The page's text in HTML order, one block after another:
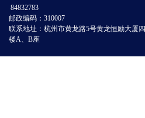
84832783
邮政编码：310007
联系地址：杭州市黄龙路5号黄龙恒励大厦四
楼A、B座